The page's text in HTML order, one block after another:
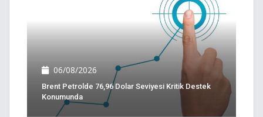
06/08/2026
Brent Petrolde 76,96 Dolar Seviyesi Kritik Destek
Konumunda